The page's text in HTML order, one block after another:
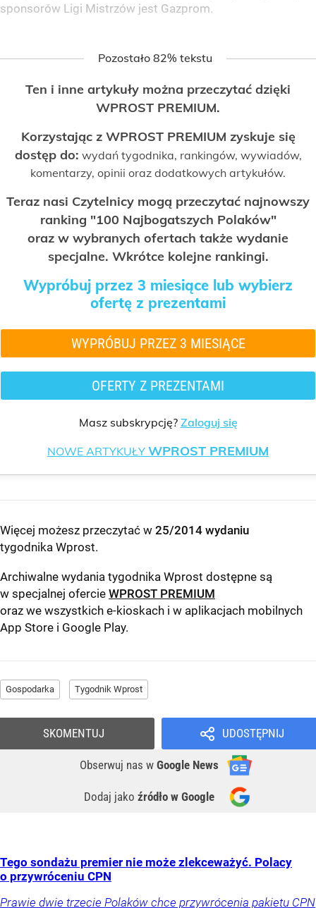
sponsorów Ligi Mistrzów jest Gazprom.
Pozostało 82% tekstu
Ten i inne artykuły można przeczytać dzięki
WPROST PREMIUM.
Korzystając z WPROST PREMIUM zyskuje się
dostęp do: wydań tygodnika, rankingów, wywiadów,
komentarzy, opinii oraz dodatkowych artykułów.
Teraz nasi Czytelnicy mogą przeczytać najnowszy
ranking "100 Najbogatszych Polaków"
oraz w wybranych ofertach także wydanie
specjalne. Wkrótce kolejne rankingi.
Wypróbuj przez 3 miesiące lub wybierz
ofertę z prezentami
WYPRÓBUJ PRZEZ 3 MIESIĄCE
OFERTY Z PREZENTAMI
Masz subskrypcję? Zaloguj się
NOWE ARTYKUŁY WPROST PREMIUM
Więcej możesz przeczytać w 25/2014 wydaniu
tygodnika Wprost.
Archiwalne wydania tygodnika Wprost dostępne są
w specjalnej ofercie WPROST PREMIUM
oraz we wszystkich e-kioskach i w aplikacjach mobilnych
App Store i Google Play.
Gospodarka Tygodnik Wprost
UDOSTĘPNIJ
Obserwuj nas w Google News
Dodaj jako źródło w Google
SKOMENTUJ
Tego sondażu premier nie może zlekceważyć. Polacy
o przywróceniu CPN
Prawie dwie trzecie Polaków chce przywrócenia pakietu CPN